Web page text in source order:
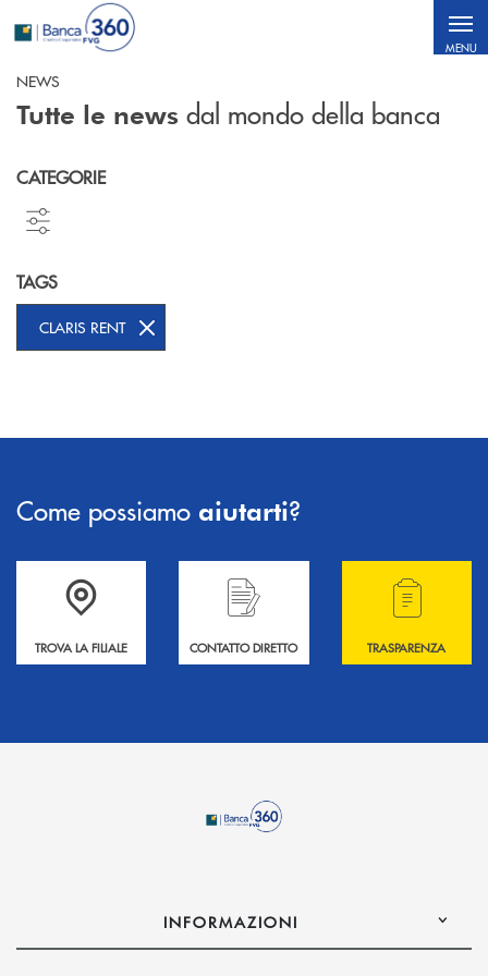
Salta al contenuto principale
MENU
NEWS
Tutte le news dal mondo della banca
CATEGORIE
TAGS
CLARIS RENT
Come possiamo aiutarti?
Accedi all' elenco completo delle filiali .
TROVA LA FILIALE
Hai bisogno di informazioni? Contattaci !
CONTATTO DIRETTO
Hai bisogno di
TRASPARENZA
INFORMAZIONI